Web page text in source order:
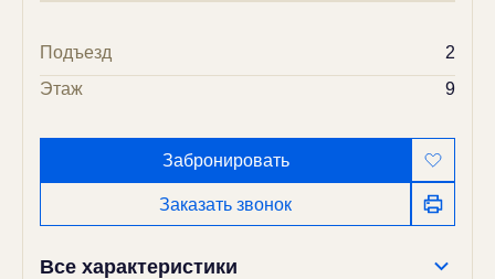
Подъезд
2
Этаж
9
Забронировать
Заказать звонок
Все характеристики